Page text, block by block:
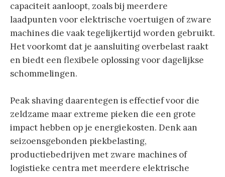
capaciteit aanloopt, zoals bij meerdere
laadpunten voor elektrische voertuigen of zware
machines die vaak tegelijkertijd worden gebruikt.
Het voorkomt dat je aansluiting overbelast raakt
en biedt een flexibele oplossing voor dagelijkse
schommelingen.
Peak shaving daarentegen is effectief voor die
zeldzame maar extreme pieken die een grote
impact hebben op je energiekosten. Denk aan
seizoensgebonden piekbelasting,
productiebedrijven met zware machines of
logistieke centra met meerdere elektrische